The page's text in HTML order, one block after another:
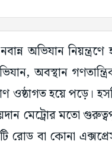
অভিযান নিয়ন্ত্রণে
অবস্থান
ওষ্ঠাগত হয়ে পড়ে।
মেট্রোর মতো
রোড বা কোনা